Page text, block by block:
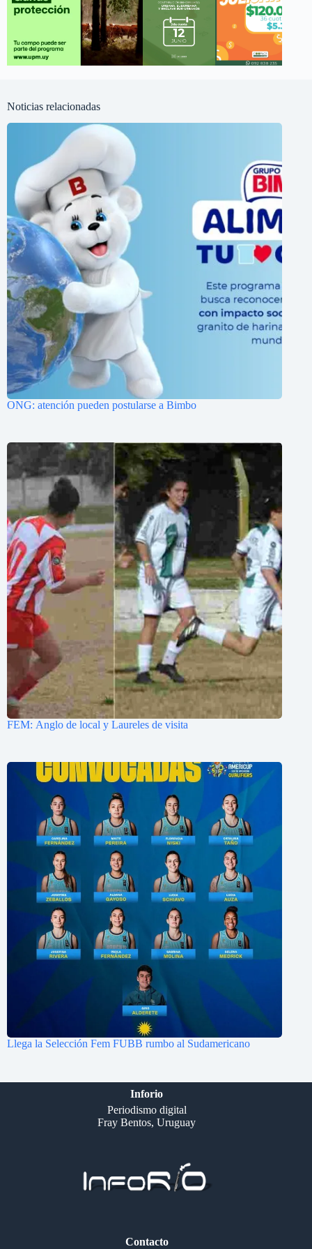
Noticias relacionadas
ONG: atención pueden postularse a Bimbo
FEM: Anglo de local y Laureles de visita
Llega la Selección Fem FUBB rumbo al Sudamericano
Inforio
Periodismo digital
Fray Bentos, Uruguay
Contacto